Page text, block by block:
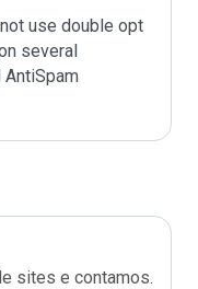
use double opt
several
sites e contamos.